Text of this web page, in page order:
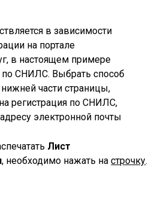
в зависимости
на портале
в настоящем примере
по СНИЛС. Выбрать способ
части страницы,
регистрация по СНИЛС,
электронной почты
Лист
, необходимо нажать настрочку.